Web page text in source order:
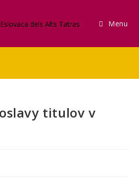
Menu
titulov v